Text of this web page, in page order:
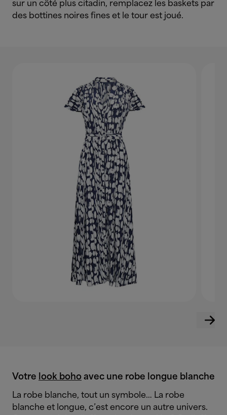
sur un côté plus citadin, remplacez les baskets par
des bottines noires fines et le tour est joué.
Votre look boho avec une robe longue blanche
La robe blanche, tout un symbole… La robe
blanche et longue, c’est encore un autre univers.